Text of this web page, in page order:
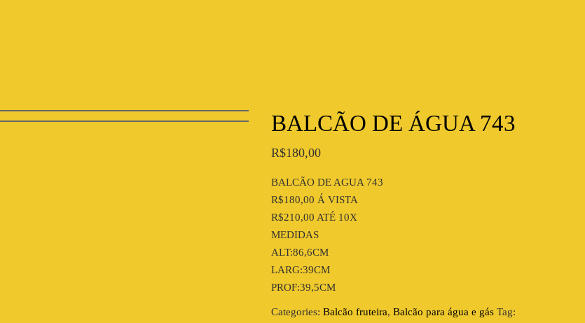
BALCÃO DE ÁGUA 743
R$180,00
BALCÃO DE AGUA 743
R$180,00 Á VISTA
R$210,00 ATÉ 10X
MEDIDAS
ALT:86,6CM
LARG:39CM
PROF:39,5CM
Categories: Balcão fruteira, Balcão para água e gás Tag: